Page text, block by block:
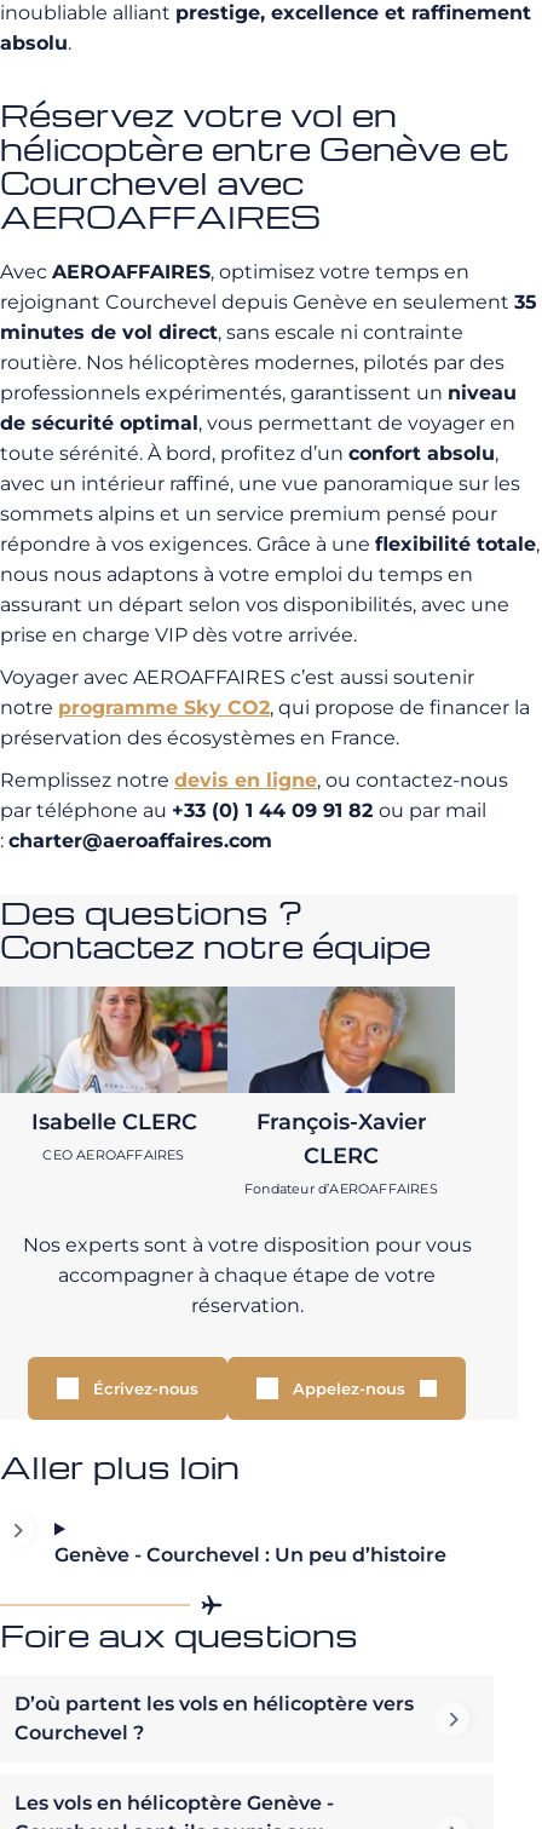
inoubliable alliant prestige, excellence et raffinement
absolu.
Réservez votre vol en
hélicoptère entre Genève et
Courchevel avec
AEROAFFAIRES
Avec AEROAFFAIRES, optimisez votre temps en
rejoignant Courchevel depuis Genève en seulement 35
minutes de vol direct, sans escale ni contrainte
routière. Nos hélicoptères modernes, pilotés par des
professionnels expérimentés, garantissent un niveau
de sécurité optimal, vous permettant de voyager en
toute sérénité. À bord, profitez d’un confort absolu,
avec un intérieur raffiné, une vue panoramique sur les
sommets alpins et un service premium pensé pour
répondre à vos exigences. Grâce à une flexibilité totale,
nous nous adaptons à votre emploi du temps en
assurant un départ selon vos disponibilités, avec une
prise en charge VIP dès votre arrivée.
Voyager avec AEROAFFAIRES c’est aussi soutenir
notre programme Sky CO2, qui propose de financer la
préservation des écosystèmes en France.
Remplissez notre devis en ligne, ou contactez-nous
par téléphone au +33 (0) 1 44 09 91 82 ou par mail
: charter@aeroaffaires.com
Des questions ?
Contactez notre équipe
Isabelle CLERC
CEO AEROAFFAIRES
François-Xavier
CLERC
Fondateur d’AEROAFFAIRES
Nos experts sont à votre disposition pour vous
accompagner à chaque étape de votre
réservation.
Écrivez-nous Appelez-nous
Aller plus loin
Genève - Courchevel : Un peu d’histoire
Foire aux questions
D’où partent les vols en hélicoptère vers
Courchevel ?
Les vols en hélicoptère Genève -